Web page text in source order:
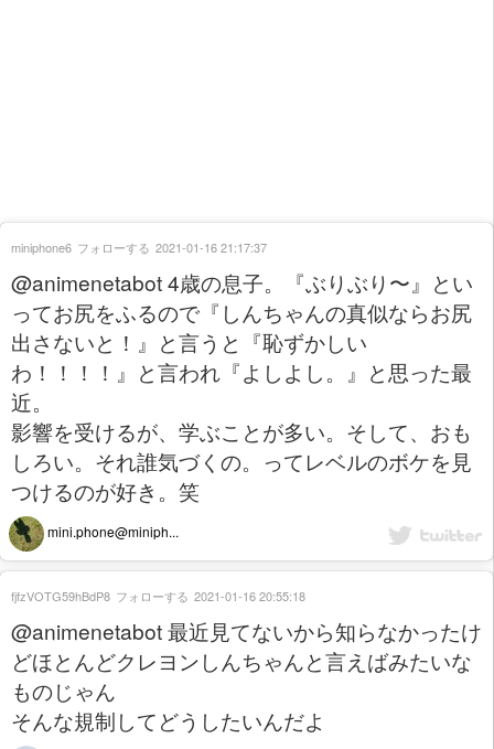
@animenetabot 4歳の息子。『ぶりぶり〜』とい
ってお尻をふるので『しんちゃんの真似ならお尻
出さないと！』と言うと『恥ずかしい
わ！！！！』と言われ『よしよし。』と思った最
近。
影響を受けるが、学ぶことが多い。そして、おも
しろい。それ誰気づくの。ってレベルのボケを見
つけるのが好き。笑
mini.phone@miniph...
miniphone6 フォローする 2021-01-16 21:17:37
@animenetabot 最近見てないから知らなかったけ
どほとんどクレヨンしんちゃんと言えばみたいな
ものじゃん
そんな規制してどうしたいんだよ
fjfzVOTG59hBdP8 フォローする 2021-01-16 20:55:18